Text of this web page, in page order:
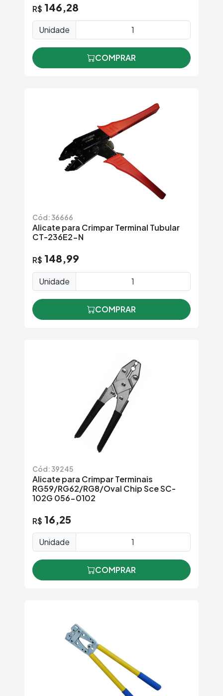
R$ 146,28
Unidade
COMPRAR
Cód: 36666
Alicate para Crimpar Terminal Tubular
CT-236E2-N
R$ 148,99
Unidade
COMPRAR
Cód: 39245
Alicate para Crimpar Terminais
RG59/RG62/RG8/Oval Chip Sce SC-
102G 056-0102
R$ 16,25
Unidade
COMPRAR